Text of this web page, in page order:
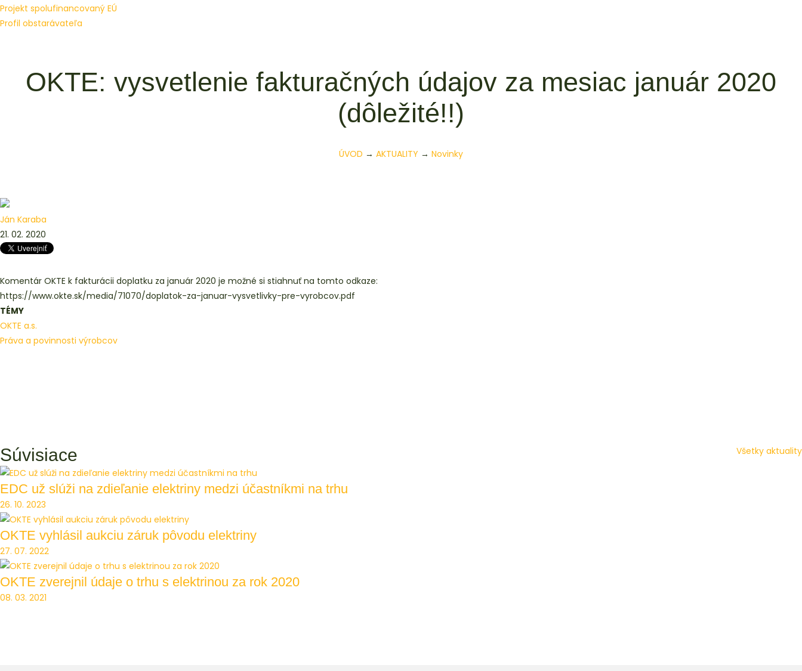
Projekt spolufinancovaný EÚ
Profil obstarávateľa
OKTE: vysvetlenie fakturačných údajov za mesiac január 2020
(dôležité!!)
ÚVOD → AKTUALITY → Novinky
Ján Karaba
21. 02. 2020
Komentár OKTE k fakturácii doplatku za január 2020 je možné si stiahnuť na tomto odkaze:
https://www.okte.sk/media/71070/doplatok-za-januar-vysvetlivky-pre-vyrobcov.pdf
TÉMY
OKTE a.s.
Práva a povinnosti výrobcov
Všetky aktuality
Súvisiace
EDC už slúži na zdieľanie elektriny medzi účastníkmi na trhu
26. 10. 2023
OKTE vyhlásil aukciu záruk pôvodu elektriny
27. 07. 2022
OKTE zverejnil údaje o trhu s elektrinou za rok 2020
08. 03. 2021